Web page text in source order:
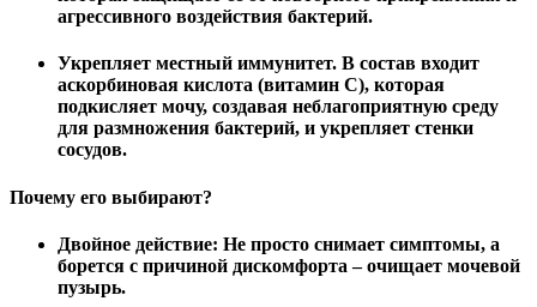
агрессивного воздействия бактерий.
Укрепляет местный иммунитет. В состав входит
аскорбиновая кислота (витамин С), которая
подкисляет мочу, создавая неблагоприятную среду
для размножения бактерий, и укрепляет стенки
сосудов.
Почему его выбирают?
Двойное действие: Не просто снимает симптомы, а
борется с причиной дискомфорта – очищает мочевой
пузырь.